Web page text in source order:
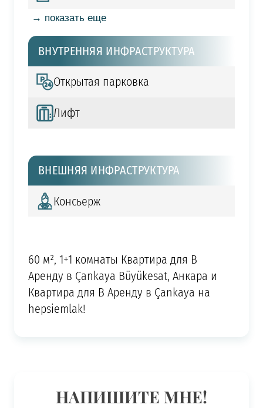
→ показать еще
ВНУТРЕННЯЯ ИНФРАСТРУКТУРА
Открытая парковка
Лифт
ВНЕШНЯЯ ИНФРАСТРУКТУРА
Консьерж
60 м², 1+1 комнаты Квартира для В
Аренду в Çankaya Büyükesat, Анкара и
Квартира для В Аренду в Çankaya на
hepsiemlak!
НАПИШИТЕ МНЕ!